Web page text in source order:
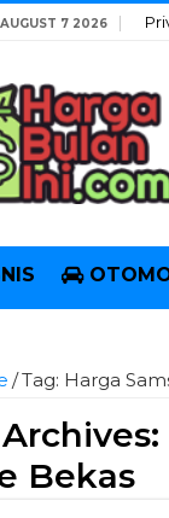
7 2026
/Tag: Harga
Bekas